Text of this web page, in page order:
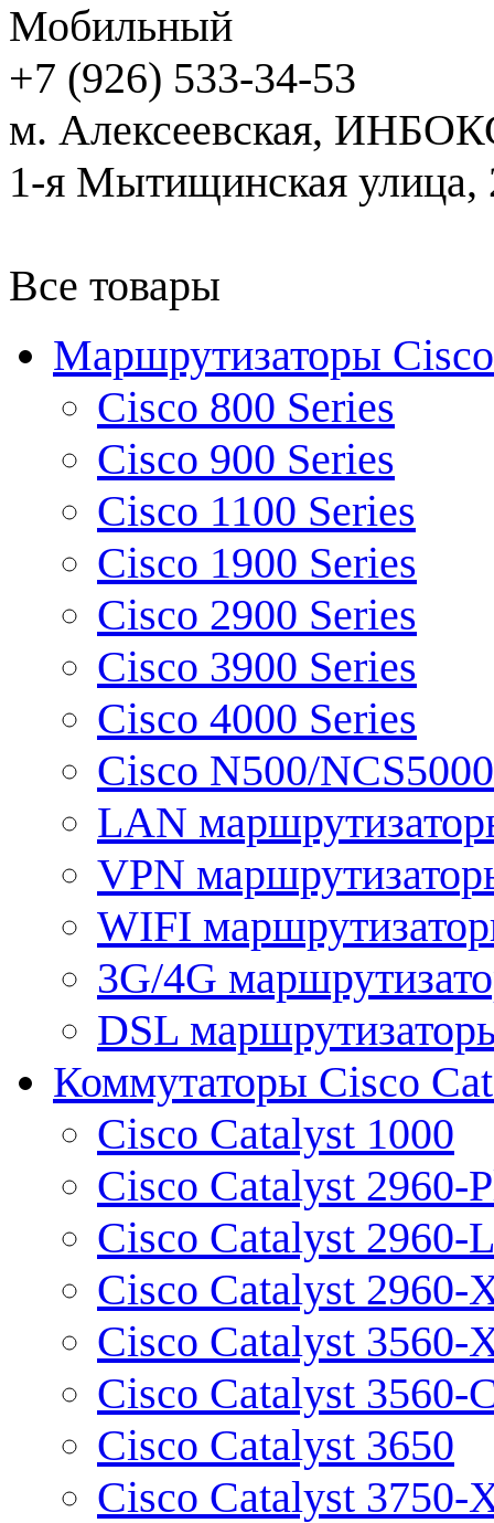
Мобильный
+7 (926) 533-34-53
м. Алексеевская,
1-я Мытищинская улица,
Все товары
Маршрутизаторы Cisco
Cisco 800 Series
Cisco 900 Series
Cisco 1100 Series
Cisco 1900 Series
Cisco 2900 Series
Cisco 3900 Series
Cisco 4000 Series
Cisco N500/
LAN
VPN
WIFI
3G/4G
DSL
Коммутаторы Cisco
Cisco Catalyst 1000
Cisco Catalyst 2960-
Cisco Catalyst 2960-L
Cisco Catalyst 2960-
Cisco Catalyst 3560-
Cisco Catalyst 3560-
Cisco Catalyst 3650
Cisco Catalyst 3750-